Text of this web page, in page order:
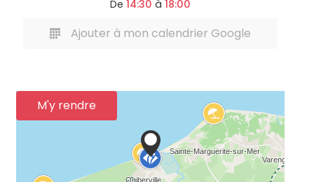
De 14:30 à 18:00
Ajouter à mon calendrier Google
M'y rendre